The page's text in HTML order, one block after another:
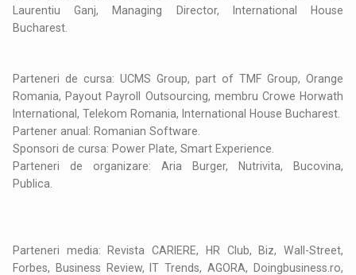
Laurentiu Ganj, Managing Director, International House
Bucharest.
Parteneri de cursa: UCMS Group, part of TMF Group, Orange
Romania, Payout Payroll Outsourcing, membru Crowe Horwath
International, Telekom Romania, International House Bucharest.
Partener anual: Romanian Software.
Sponsori de cursa: Power Plate, Smart Experience.
Parteneri de organizare: Aria Burger, Nutrivita, Bucovina,
Publica.
Parteneri media: Revista CARIERE, HR Club, Biz, Wall-Street,
Forbes, Business Review, IT Trends, AGORA, Doingbusiness.ro,